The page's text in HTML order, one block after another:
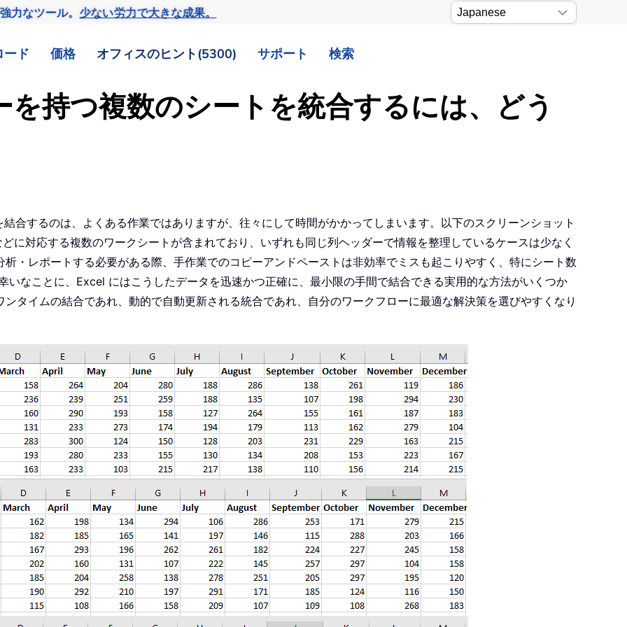
力なツール。少ない労力で大きな成果。
ード 価格 オフィスのヒント(5300) サポート 検索
持つ複数のシートを統合するには、どう
合するのは、よくある作業ではありますが、往々にして時間がかかってしまいます。以下のスクリーンショット
に対応する複数のワークシートが含まれており、いずれも同じ列ヘッダーで情報を整理しているケースは少なく
・レポートする必要がある際、手作業でのコピーアンドペーストは非効率でミスも起こりやすく、特にシート数
いなことに、Excel にはこうしたデータを迅速かつ正確に、最小限の手間で結合できる実用的な方法がいくつか
タイムの結合であれ、動的で自動更新される統合であれ、自分のワークフローに最適な解決策を選びやすくなり